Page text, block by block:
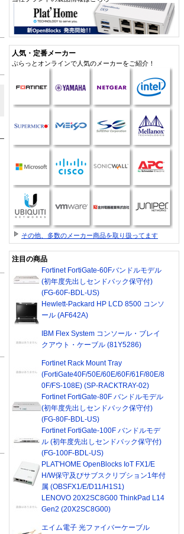
人気・定番メーカー
ぷらっとオンラインで人気のメーカーをご紹介！
その他、多数のメーカー商品を取り扱ってます
注目の商品
Fortinet FortiGate-60Fバンドルモデル
(初年度先出しセンドバック保守付)
(FG-60F-BDL-US)
Hewlett-Packard HP LCD 8500 コンソ
ール (AF642A)
IBM Flex System コンソール・ブレイ
クアウト・ケーブル (81Y5286)
Fortinet Rack Mount Tray
(FortiGate40F/50E/60E/60F/61F/80E/8
0F/FS-108E) (SP-RACKTRAY-02)
Fortinet FortiGate-80F バンドルモデル
(初年度先出しセンドバック保守付)
(FG-80F-BDL-US)
Fortinet FortiGate-100F バンドルモデ
ル (初年度先出しセンドバック保守付)
(FG-100F-BDL-US)
PLAT'HOME OpenBlocks IoT FX1/E
H/W保守及びサブスクリプション1年付
属 (OBSFX1/E/D11/H1S1)
LENOVO 20X2SC8G00 ThinkPad L14
Gen2 (20X2SC8G00)
エイム電子 光ファイバーケーブル